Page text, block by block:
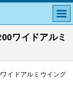
ワイドアルミ
イドアルミウイング